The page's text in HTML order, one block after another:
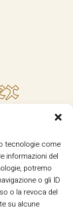
tecnologie come
informazioni del
potremo
o gli ID
o la revoca del
su alcune